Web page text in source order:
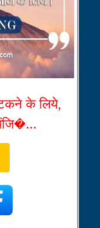
के लिये,